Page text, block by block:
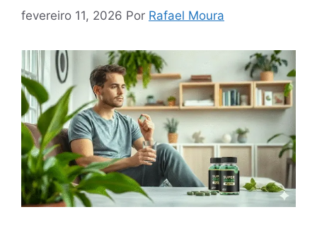
fevereiro 11, 2026 Por Rafael Moura